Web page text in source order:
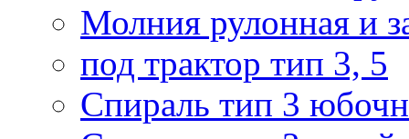
Молния рулонная и
под трактор тип 3, 5
Спираль тип 3